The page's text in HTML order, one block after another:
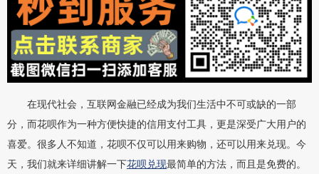
在现代社会，互联网金融已经成为我们生活中不可或缺的一部
分，而花呗作为一种方便快捷的信用支付工具，更是深受广大用户的
喜爱。很多人不知道，花呗不仅可以用来购物，还可以用来兑现。今
天，我们就来详细讲解一下花呗兑现最简单的方法，而且是免费的。